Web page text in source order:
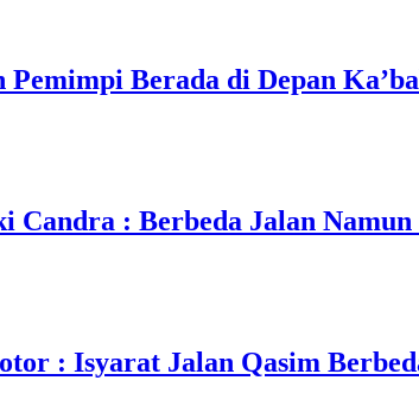
Berada di Depan
Candra : Berbeda Jalan Namun
: Isyarat Jalan Qasim